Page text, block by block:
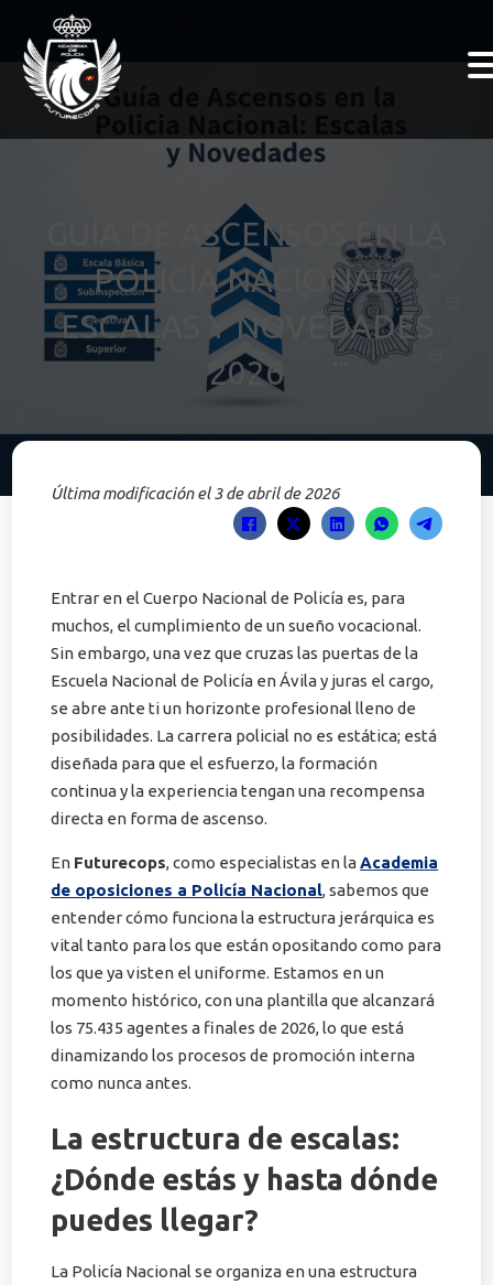
GUÍA DE ASCENSOS EN LA
POLICÍA NACIONAL:
ESCALAS Y NOVEDADES
2026
Última modificación el 3 de abril de 2026
Entrar en el Cuerpo Nacional de Policía es, para
muchos, el cumplimiento de un sueño vocacional.
Sin embargo, una vez que cruzas las puertas de la
Escuela Nacional de Policía en Ávila y juras el cargo,
se abre ante ti un horizonte profesional lleno de
posibilidades. La carrera policial no es estática; está
diseñada para que el esfuerzo, la formación
continua y la experiencia tengan una recompensa
directa en forma de ascenso.
En Futurecops, como especialistas en laAcademia
de oposiciones a Policía Nacional, sabemos que
entender cómo funciona la estructura jerárquica es
vital tanto para los que están opositando como para
los que ya visten el uniforme. Estamos en un
momento histórico, con una plantilla que alcanzará
los 75.435 agentes a finales de 2026, lo que está
dinamizando los procesos de promoción interna
como nunca antes.
La estructura de escalas:
¿Dónde estás y hasta dónde
puedes llegar?
La Policía Nacional se organiza en una estructura